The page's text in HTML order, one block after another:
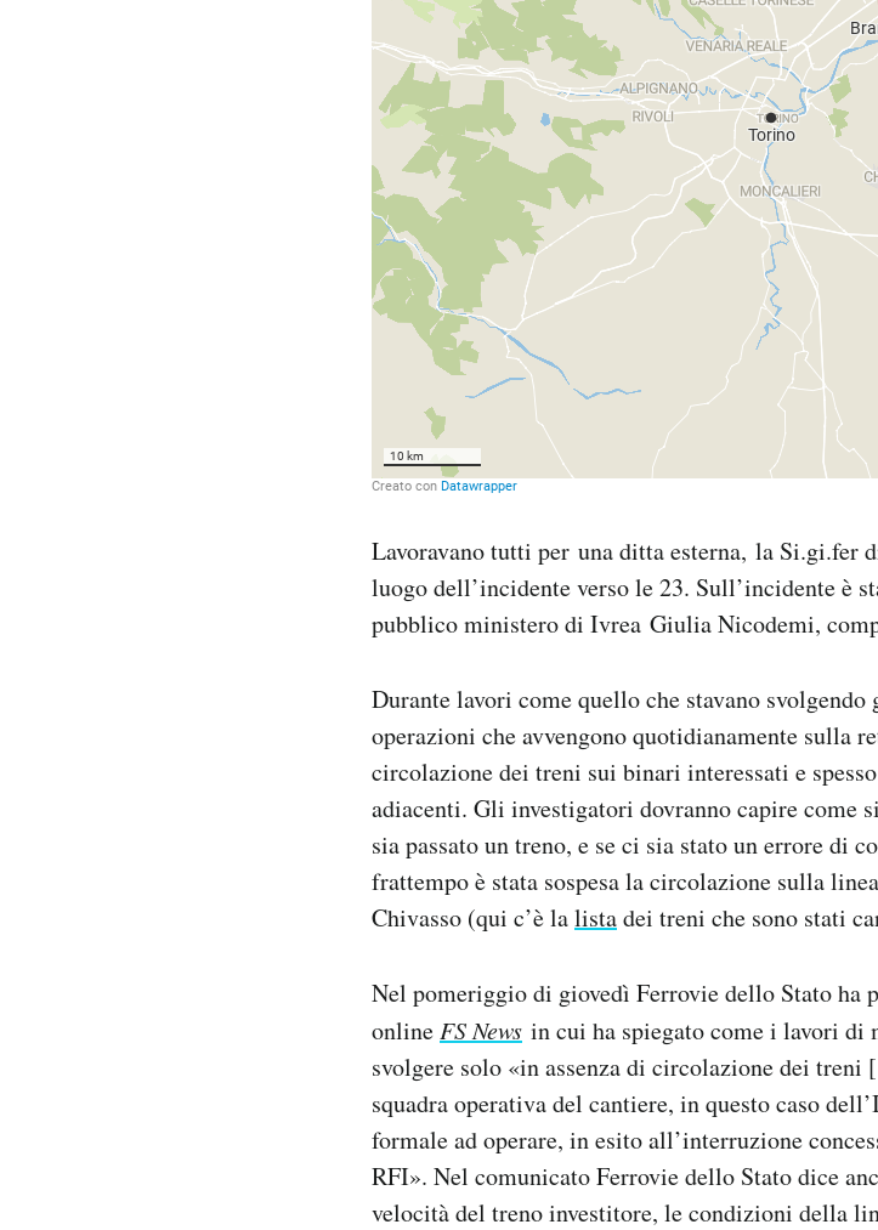
Lavoravano tutti per una ditta esterna, la Si.gi.fer
luogo dell’incidente verso le 23. Sull’incidente è
pubblico ministero di Ivrea Giulia Nicodemi,
Durante lavori come quello che stavano
operazioni che avvengono quotidianamente sulla
circolazione dei treni sui binari interessati e
adiacenti. Gli investigatori dovranno capire come
sia passato un treno, e se ci sia stato un errore di
frattempo è stata sospesa la circolazione sulla
Chivasso (qui c’è lalistadei treni che sono stati
Nel pomeriggio di giovedì Ferrovie dello Stato ha
online FS News in cui ha spiegato come i lavori di
svolgere solo «in assenza di circolazione dei
squadra operativa del cantiere, in questo caso
formale ad operare, in esito all’interruzione
RFI». Nel comunicato Ferrovie dello Stato dice
velocità del treno investitore, le condizioni della